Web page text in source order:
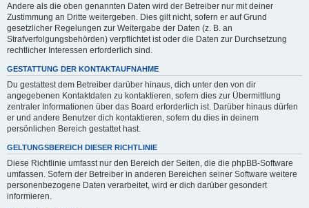
Andere als die oben genannten Daten wird der Betreiber nur mit deiner
Zustimmung an Dritte weitergeben. Dies gilt nicht, sofern er auf Grund
gesetzlicher Regelungen zur Weitergabe der Daten (z. B. an
Strafverfolgungsbehörden) verpflichtet ist oder die Daten zur Durchsetzung
rechtlicher Interessen erforderlich sind.
GESTATTUNG DER KONTAKTAUFNAHME
Du gestattest dem Betreiber darüber hinaus, dich unter den von dir
angegebenen Kontaktdaten zu kontaktieren, sofern dies zur Übermittlung
zentraler Informationen über das Board erforderlich ist. Darüber hinaus dürfen
er und andere Benutzer dich kontaktieren, sofern du dies in deinem
persönlichen Bereich gestattet hast.
GELTUNGSBEREICH DIESER RICHTLINIE
Diese Richtlinie umfasst nur den Bereich der Seiten, die die phpBB-Software
umfassen. Sofern der Betreiber in anderen Bereichen seiner Software weitere
personenbezogene Daten verarbeitet, wird er dich darüber gesondert
informieren.